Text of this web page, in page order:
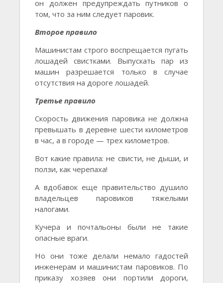
он должен предупреждать путников о
том, что за ним следует паровик.
Второе правило
Машинистам строго воспрещается пугать
лошадей свистками. Выпускать пар из
машин разрешается только в случае
отсутствия на дороге лошадей.
Третье правило
Скорость движения паровика не должна
превышать в деревне шести километров
в час, а в городе — трех километров.
Вот какие правила: не свисти, не дыши, и
ползи, как черепаха!
А вдобавок еще правительство душило
владельцев паровиков тяжелыми
налогами.
Кучера и почтальоны были не такие
опасные враги.
Но они тоже делали немало гадостей
инженерам и машинистам паровиков. По
приказу хозяев они портили дороги,